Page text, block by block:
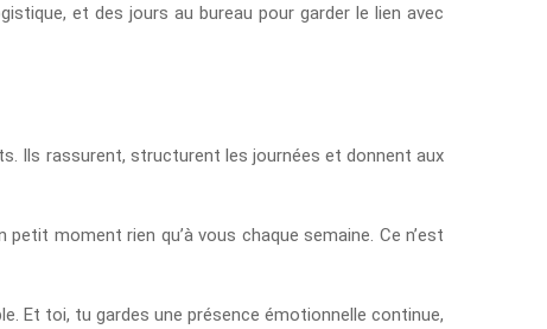
et des jours au bureau pour garder le lien avec
Ils rassurent, structurent les journées et donnent aux
moment rien qu’à vous chaque semaine. Ce n’est
Et toi, tu gardes une présence émotionnelle continue,